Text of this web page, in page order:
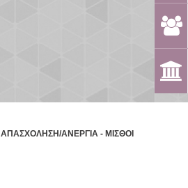
ΑΠΑΣΧΟΛΗΣΗ/ΑΝΕΡΓΙΑ - ΜΙΣΘΟΙ